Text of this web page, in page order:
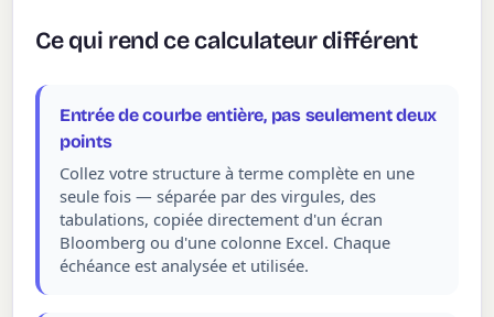
Ce qui rend ce calculateur différent
Entrée de courbe entière, pas seulement deux
points
Collez votre structure à terme complète en une
seule fois — séparée par des virgules, des
tabulations, copiée directement d'un écran
Bloomberg ou d'une colonne Excel. Chaque
échéance est analysée et utilisée.